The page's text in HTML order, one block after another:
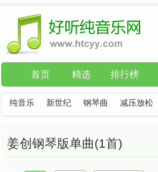
首页 精选 排行榜
纯音乐 新世纪 钢琴曲 减压放松
姜创钢琴版单曲(1首)